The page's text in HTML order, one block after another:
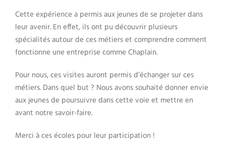
Cette expérience a permis aux jeunes de se projeter dans
leur avenir. En effet, ils ont pu découvrir plusieurs
spécialités autour de ces métiers et comprendre comment
fonctionne une entreprise comme Chaplain.
Pour nous, ces visites auront permis d’échanger sur ces
métiers. Dans quel but ? Nous avons souhaité donner envie
aux jeunes de poursuivre dans cette voie et mettre en
avant notre savoir-faire.
Merci à ces écoles pour leur participation !